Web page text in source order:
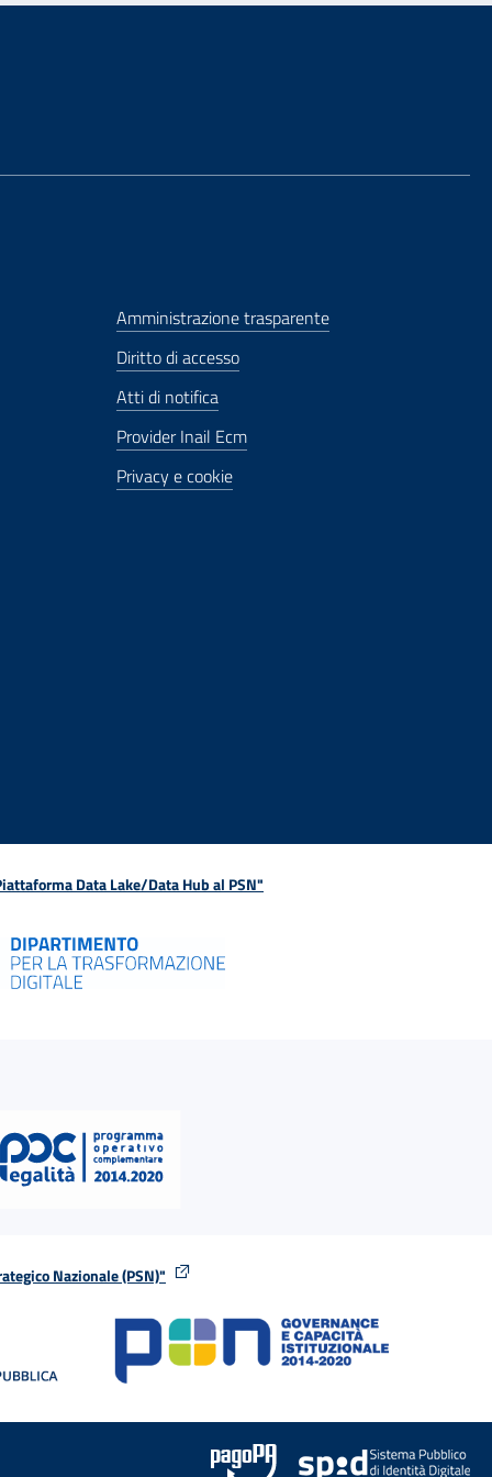
Amministrazione trasparente
Diritto di accesso
Atti di notifica
Provider Inail Ecm
Privacy e cookie
Data Lake/Data Hub al PSN"
Nazionale (PSN)"
stessa finestra